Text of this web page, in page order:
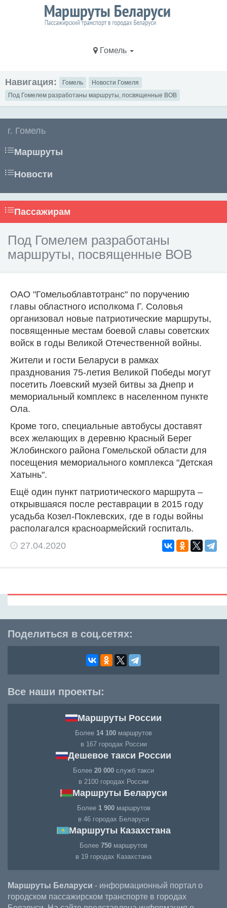
Гомель
Навигация: Гомель
Новости Гомеля
Под Гомелем разработаны маршруты, посвященные ВОВ
г. Гомель
Маршруты
Новости
Пассажирам
Под Гомелем разработаны
маршруты, посвященные ВОВ
ОАО "Гомельоблавтотранс" по поручению
главы областного исполкома Г. Соловья
организовал новые патриотические маршруты,
посвященные местам боевой славы советских
войск в годы Великой Отечественной войны.
Жители и гости Беларуси в рамках
празднования 75-летия Великой Победы могут
посетить Лоевский музей битвы за Днепр и
мемориальный комплекс в населенном пункте
Ола.
Кроме того, специальные автобусы доставят
всех желающих в деревню Красный Берег
Жлобинского района Гомельской области для
посещения мемориального комплекса "Детская
Хатынь".
Ещё один пункт патриотического маршрута –
открывшаяся после реставрации в 2015 году
усадьба Козел-Поклевских, где в годы войны
располагался красноармейский госпиталь.
27.04.2020
Поделиться в соц.сетях:
Все наши проекты:
Маршруты России
Более 14 100 маршрутов
в 167 городах России
Дешевое такси России
Более 20 000 служб такси
в 2100 городах России
Маршруты Беларуси
Более 1 900маршрутов
в 46 городах Беларуси
Маршруты Казахстана
Более 750 маршрутов
в 19 городах Казахстана
Маршруты Беларуси - информационный портал о
городском пассажирском транспорте в городах